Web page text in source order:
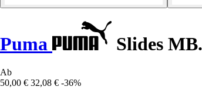
Puma Slides
Ab
50,00 € 32,08 € -36%